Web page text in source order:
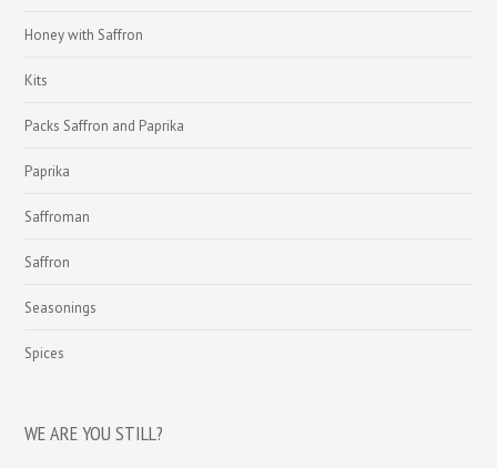
Honey with Saffron
Kits
Packs Saffron and Paprika
Paprika
Saffroman
Saffron
Seasonings
Spices
WE ARE YOU STILL?